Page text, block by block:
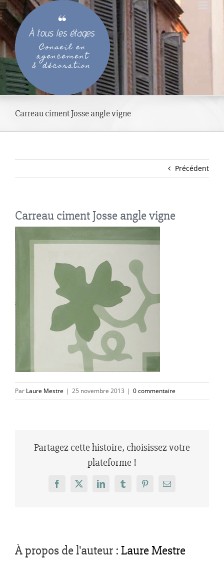
Passer
au
contenu
Carreau ciment Josse angle vigne
Précédent
Carreau ciment Josse angle vigne
Par Laure Mestre | 25 novembre 2013 | 0 commentaire
Partagez cette histoire, choisissez votre
plateforme !
Facebook
X LinkedInTumblrPinterestEmail
À propos de l'auteur : Laure Mestre